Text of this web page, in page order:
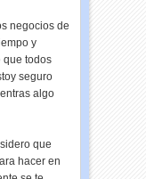
negocios de
y
que todos
seguro
algo
que
hacer en